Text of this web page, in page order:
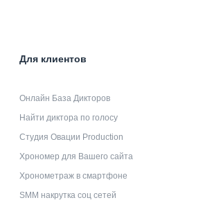
Для клиентов
Онлайн База Дикторов
Найти диктора по голосу
Студия Овации Production
Хрономер для Вашего сайта
Хронометраж в смартфоне
SMM накрутка соц сетей